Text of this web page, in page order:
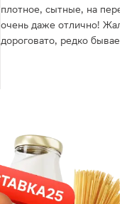
плотное, сытные, на
очень даже отлично! Жаль
дороговато, редко бывает